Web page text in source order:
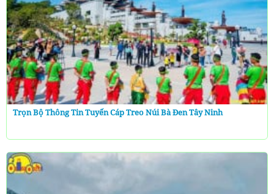
Trọn Bộ Thông Tin Tuyến Cáp Treo Núi Bà Đen Tây Ninh